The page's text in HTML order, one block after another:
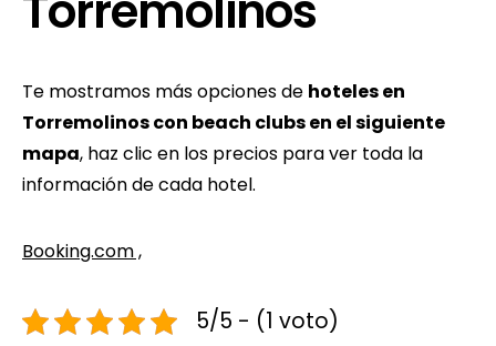
Te mostramos más opciones de hoteles en
Torremolinos con beach clubs en el siguiente
mapa, haz clic en los precios para ver toda la
información de cada hotel.
Booking.com,
5/5 - (1 voto)